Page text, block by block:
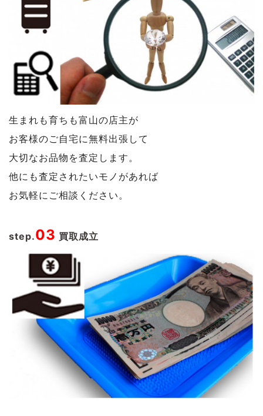
生まれも育ちも富山の店主が
お客様のご自宅に無料出張して
大切なお品物を査定します。
他にも査定されたいモノがあれば
お気軽にご相談ください。
step.03 買取成立